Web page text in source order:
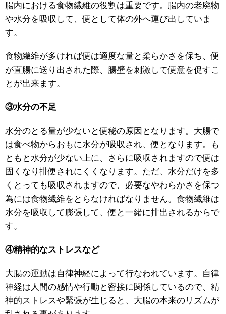
腸内における食物繊維の役割は重要です。腸内の老廃物
や水分を吸収して、便として体の外へ運び出していま
す。
食物繊維が多ければ便は適度な量と柔らかさを保ち、便
が直腸に送り出された際、腸壁を刺激して便意を促すこ
とが出来ます。
③水分の不足
水分のとる量が少ないと便秘の原因となります。大腸で
は食べ物からおもに水分が吸収され、便となります。も
ともと水分が少ない上に、さらに吸収されますので便は
固くなり排便されにくくなります。ただ、水分だけを多
くとっても吸収されますので、必要なやわらかさを保つ
為には食物繊維をとらなければなりません。食物繊維は
水分を吸収して膨張して、便と一緒に排出されるからで
す。
④精神的なストレスなど
大腸の運動は自律神経によって行なわれています。自律
神経は人間の感情や行動と密接に関係しているので、精
神的ストレスや緊張が生じると、大腸の本来のリズムが